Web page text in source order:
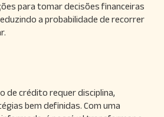
para tomar decisões financeiras
a probabilidade de recorrer
de crédito requer disciplina,
bem definidas. Com uma